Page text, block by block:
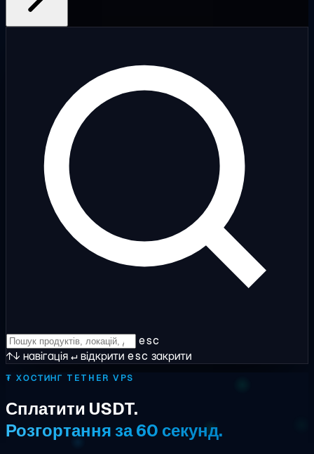
esc
↑↓ навігація↵відкрити esc закрити
₮ ХОСТИНГ TETHER VPS
Сплатити USDT.
Розгортання за 60 секунд.